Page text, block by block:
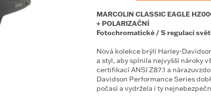
MARCOLIN CLASSIC EAGLE
+ POLARIZAČNÍ
Fotochromatické / S regulací
Nová kolekce brýlí Harley-
a styl, aby splnila nejvyšší nároky
certifikací ANSI Z87.1 a
Davidson Performance Series
počasí a vydržela i ty